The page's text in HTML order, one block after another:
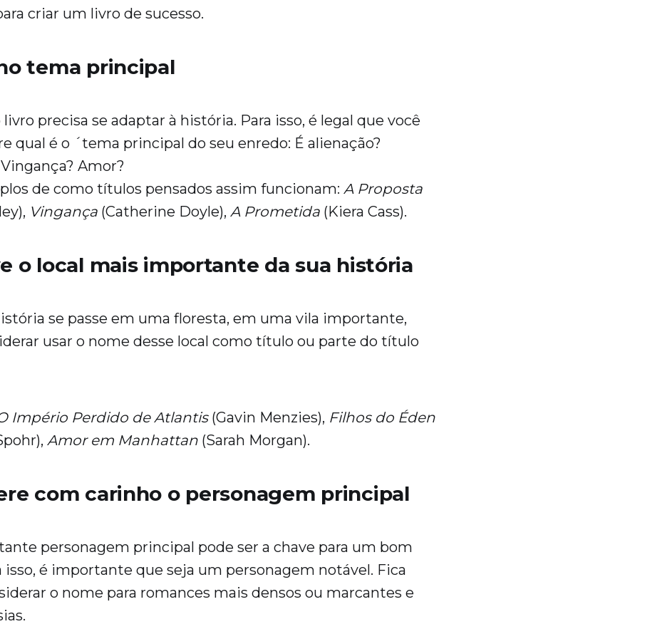
criar um livro de sucesso.
tema principal
precisa se adaptar à história. Para isso, é legal que você
qual é o ´tema principal do seu enredo: É alienação?
Amor?
de como títulos pensados assim funcionam: A Proposta
Vingança (Catherine Doyle), A Prometida (Kiera Cass).
o local mais importante da sua história
se passe em uma floresta, em uma vila importante,
usar o nome desse local como título ou parte do título
Império Perdido de Atlantis(Gavin Menzies), Filhos do Éden
Amor em Manhattan (Sarah Morgan).
com carinho o personagem principal
personagem principal pode ser a chave para um bom
isso, é importante que seja um personagem notável. Fica
o nome para romances mais densos ou marcantes e